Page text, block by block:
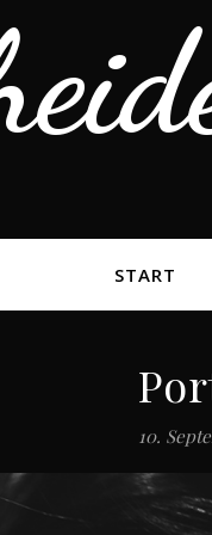
START
10.